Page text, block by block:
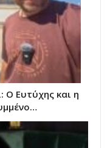
Ο Ευτύχης και η